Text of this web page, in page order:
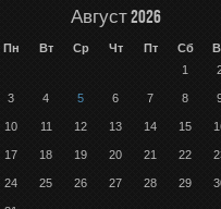
Август 2026
Пн Вт Ср Чт Пт Сб
1
3 4 5 6 7 8
10 11 12 13 14 15
17 18 19 20 21 22
24 25 26 27 28 29